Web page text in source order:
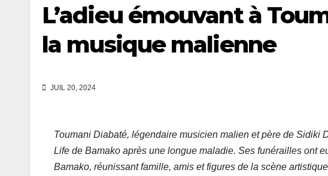
L’adieu émouvant à
la musique malienne
JUIL 20, 2024
Toumani Diabaté, légendaire musicien malien et père de Sidiki
Life de Bamako après une longue maladie. Ses funérailles ont
Bamako, réunissant famille, amis et figures de la scène